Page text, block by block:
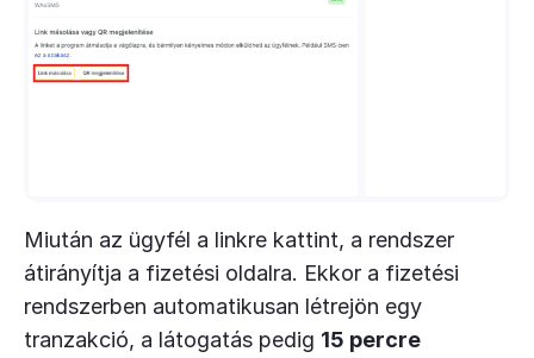
Miután az ügyfél a linkre kattint, a rendszer
átirányítja a fizetési oldalra. Ekkor a fizetési
rendszerben automatikusan létrejön egy
tranzakció, a látogatás pedig 15 percre